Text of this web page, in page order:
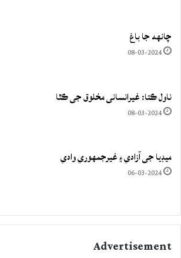
چانهه جا باغ
08-03-2024
ناول ڪتا: غيرانساني مخلوق جي ڪٿا
08-03-2024
ميڊيا جي آزادي ۽ غيرجمھوري وادي
06-03-2024
Advertisement